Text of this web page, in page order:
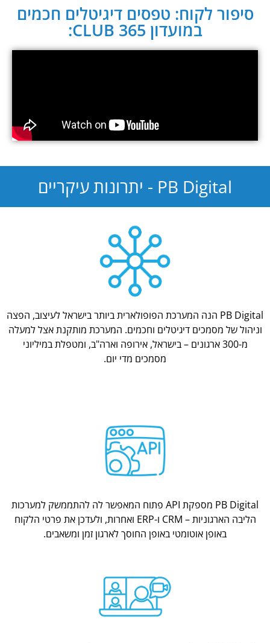
סיפור לקוח: טפסים דיגיטלים חכמים
במועדון CLUB 365:
PB Digital - יתרונות עיקריים
PB Digital הנה המערכת הפופולארית ביותר בישראל לעיצוב, הפצה
וניהול של מסמכים דיגיטלים וחכמים. המערכת מותקנת אצל למעלה
מ-300 ארגונים – בישראל, אירופה וארה"ב, ומטפלת במיליוני
מסמכים מדי יום.
PB Digital מספקת API פתוח המאפשר לה להתממשק למערכות
הליבה הארגוניות – CRM ו-ERP ואחרות, ולעדכן את פרטי הלקוח
באופן אוטומטי באופן החוסך לארגון זמן ומשאבים.